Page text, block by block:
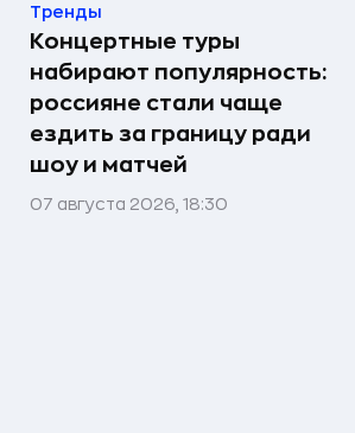
Тренды
Концертные туры
набирают популярность:
россияне стали чаще
ездить за границу ради
шоу и матчей
07 августа 2026, 18:30